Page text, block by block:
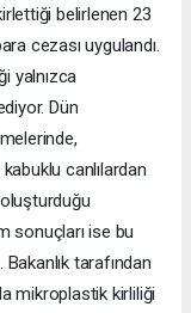
belirlenen 23
cezası uygulandı.
yalnızca
Dün
canlılardan
sonuçları ise bu
Bakanlık tarafından
mikroplastik kirliliği